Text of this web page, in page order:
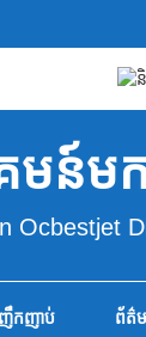
មន៍ម
Ocbestjet
កញាប់ ព័ត៌